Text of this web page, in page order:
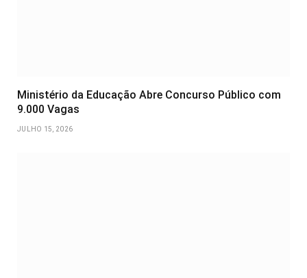
Ministério da Educação Abre Concurso Público com
9.000 Vagas
JULHO 15, 2026